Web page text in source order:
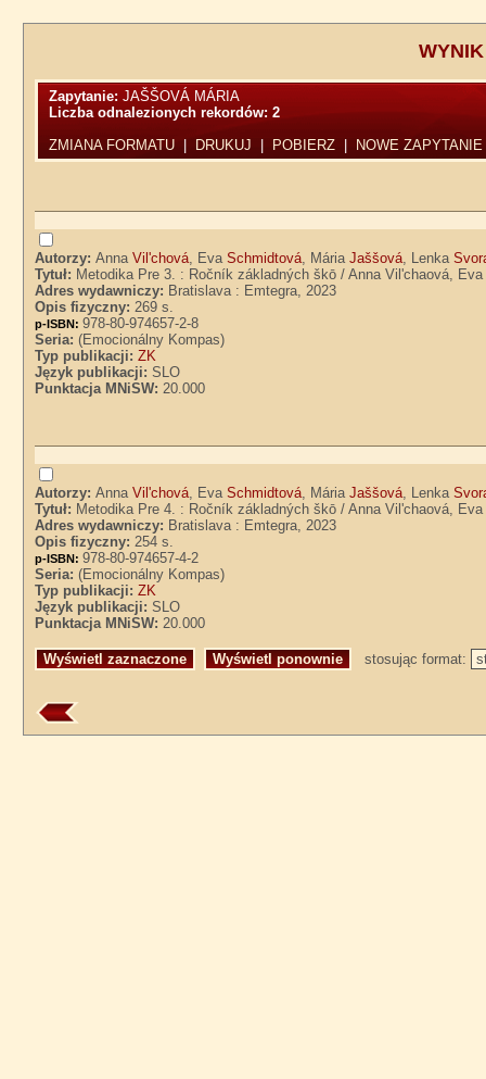
Zapytanie:JAŠŠOVÁ MÁRIA
Liczba odnalezionych rekordów:2
ZMIANA FORMATU
DRUKUJ POBIERZ NOWE ZAPYTANIE
Autorzy:AnnaVil'chová, EvaSchmidtová, MáriaJaššová, Lenka
Tytuł: Metodika Pre 3. : Ročník základných škō / Anna Vil'chaová,
Adres wydawniczy: Bratislava : Emtegra, 2023
Opis fizyczny:269 s.
p-ISBN:978-80-974657-2-8
Seria:(Emocionálny Kompas)
Typ publikacji:ZK
Język publikacji:SLO
Punktacja MNiSW:20.000
Autorzy:AnnaVil'chová, EvaSchmidtová, MáriaJaššová, Lenka
Tytuł: Metodika Pre 4. : Ročník základných škō / Anna Vil'chaová,
Adres wydawniczy: Bratislava : Emtegra, 2023
Opis fizyczny:254 s.
p-ISBN:978-80-974657-4-2
Seria:(Emocionálny Kompas)
Typ publikacji:ZK
Język publikacji:SLO
Punktacja MNiSW:20.000
stosując format: